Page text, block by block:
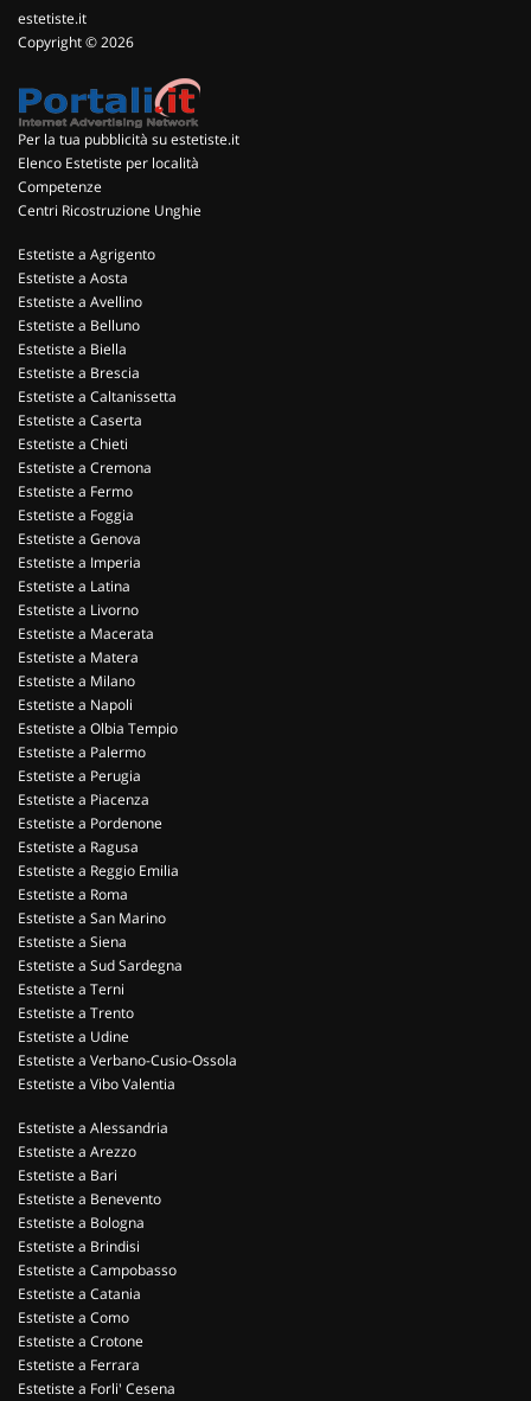
estetiste.it
Copyright © 2026
Per la tua pubblicità su estetiste.it
Elenco Estetiste per località
Competenze
Centri Ricostruzione Unghie
Estetiste a Agrigento
Estetiste a Aosta
Estetiste a Avellino
Estetiste a Belluno
Estetiste a Biella
Estetiste a Brescia
Estetiste a Caltanissetta
Estetiste a Caserta
Estetiste a Chieti
Estetiste a Cremona
Estetiste a Fermo
Estetiste a Foggia
Estetiste a Genova
Estetiste a Imperia
Estetiste a Latina
Estetiste a Livorno
Estetiste a Macerata
Estetiste a Matera
Estetiste a Milano
Estetiste a Napoli
Estetiste a Olbia Tempio
Estetiste a Palermo
Estetiste a Perugia
Estetiste a Piacenza
Estetiste a Pordenone
Estetiste a Ragusa
Estetiste a Reggio Emilia
Estetiste a Roma
Estetiste a San Marino
Estetiste a Siena
Estetiste a Sud Sardegna
Estetiste a Terni
Estetiste a Trento
Estetiste a Udine
Estetiste a Verbano-Cusio-Ossola
Estetiste a Vibo Valentia
Estetiste a Alessandria
Estetiste a Arezzo
Estetiste a Bari
Estetiste a Benevento
Estetiste a Bologna
Estetiste a Brindisi
Estetiste a Campobasso
Estetiste a Catania
Estetiste a Como
Estetiste a Crotone
Estetiste a Ferrara
Estetiste a Forli' Cesena